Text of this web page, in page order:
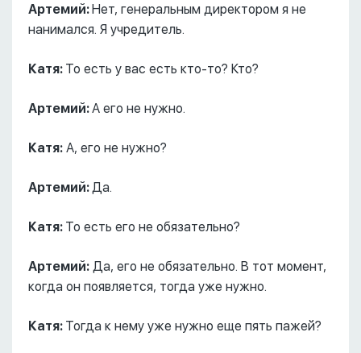
Артемий:Нет, генеральным директором я не
нанимался. Я учредитель.
Катя: То есть у вас есть кто-то? Кто?
Артемий:А его не нужно.
Катя: А, его не нужно?
Артемий: Да.
Катя: То есть его не обязательно?
Артемий: Да, его не обязательно. В тот момент,
когда он появляется, тогда уже нужно.
Катя: Тогда к нему уже нужно еще пять пажей?